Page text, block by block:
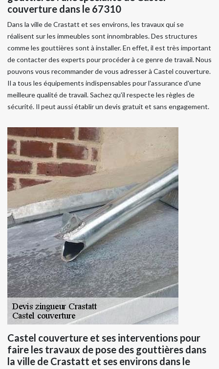
couverture dans le 67310
Dans la ville de Crastatt et ses environs, les travaux qui se
réalisent sur les immeubles sont innombrables. Des structures
comme les gouttières sont à installer. En effet, il est très important
de contacter des experts pour procéder à ce genre de travail. Nous
pouvons vous recommander de vous adresser à Castel couverture.
Il a tous les équipements indispensables pour l'assurance d'une
meilleure qualité de travail. Sachez qu'il respecte les règles de
sécurité. Il peut aussi établir un devis gratuit et sans engagement.
Castel couverture et ses interventions pour
faire les travaux de pose des gouttières dans
la ville de Crastatt et ses environs dans le